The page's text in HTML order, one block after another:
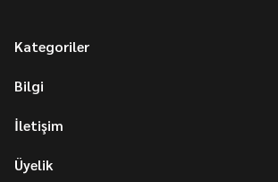
Kategoriler
Bilgi
İletişim
Üyelik